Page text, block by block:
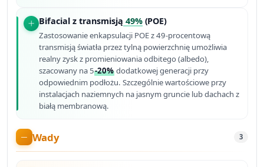
Bifacial z transmisją 49%(POE)
Zastosowanie enkapsulacji POE z 49-procentową
transmisją światła przez tylną powierzchnię umożliwia
realny zysk z promieniowania odbitego (albedo),
szacowany na 5-20% dodatkowej generacji przy
odpowiednim podłożu. Szczególnie wartościowe przy
instalacjach naziemnych na jasnym gruncie lub dachach z
białą membranową.
Wady 3